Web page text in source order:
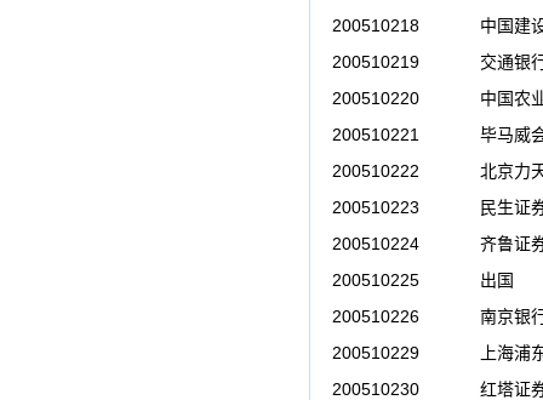
200510218
中国建
200510219
交通银
200510220
中国农
200510221
毕马威
200510222
北京力
200510223
民生证
200510224
齐鲁证
200510225
出国
200510226
南京银
200510229
上海浦
200510230
红塔证